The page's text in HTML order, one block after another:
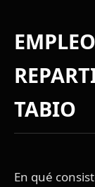
TABIO
En qué